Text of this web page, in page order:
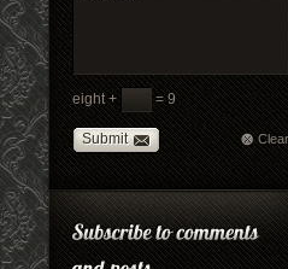
eight + = 9
Submit Clear